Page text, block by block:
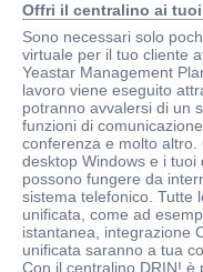
Offri il centralino ai
Sono necessari solo
virtuale per il tuo cliente
Yeastar Management
lavoro viene eseguito
potranno avvalersi di un
funzioni di
conferenza e molto
desktop Windows e i tuoi
possono fungere da
sistema telefonico. Tutte
unificata, come ad
istantanea, integrazione
unificata saranno a tua
Con il centralino DRIN! è